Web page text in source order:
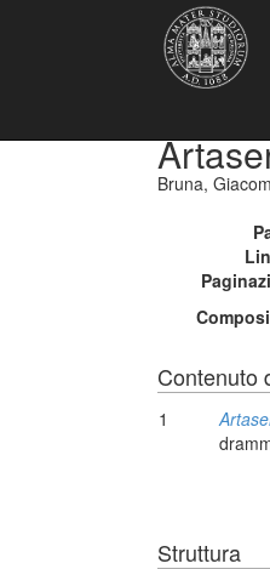
Bruna,
Contenuto
1
Struttura